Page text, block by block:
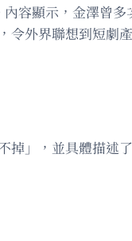
容顯示，金澤曾
外界聯想到短劇
掉」，並具體描述